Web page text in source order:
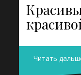
Читать